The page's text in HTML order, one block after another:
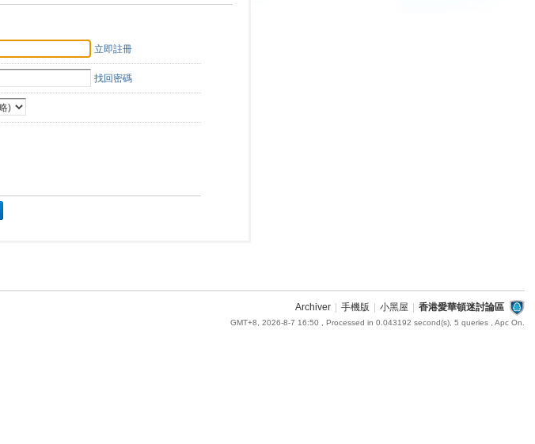
立即註冊
找回密碼
Archiver 手機版 小黑屋 香港愛華頓迷討論區
GMT+8, 2026-8-7 16:50 , Processed in 0.043192 second(s), 5 queries , Apc On.